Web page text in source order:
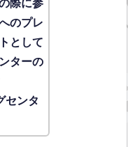
際に参
のプレ
として
ターの
センタ